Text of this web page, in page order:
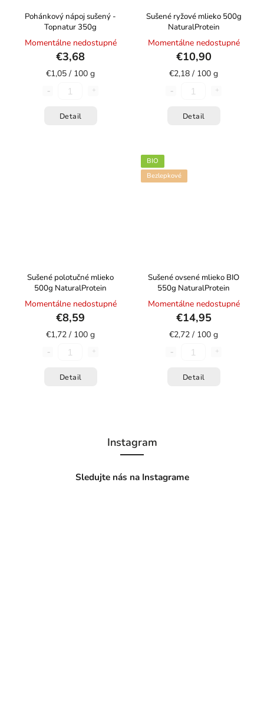
Pohánkový nápoj sušený -
Topnatur 350g
Momentálne nedostupné
€3,68
€1,05 / 100 g
Detail
Sušené ryžové mlieko 500g
NaturalProtein
Momentálne nedostupné
€10,90
€2,18 / 100 g
Detail
Sušené polotučné mlieko
500g NaturalProtein
Momentálne nedostupné
€8,59
€1,72 / 100 g
Detail
BIO
Bezlepkové
Sušené ovsené mlieko BIO
550g NaturalProtein
Momentálne nedostupné
€14,95
€2,72 / 100 g
Detail
Instagram
Sledujte nás na Instagrame